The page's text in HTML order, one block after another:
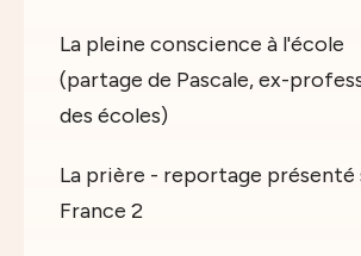
La pleine conscience à l'école
(partage de Pascale, ex-
des écoles)
La prière - reportage présenté
France 2